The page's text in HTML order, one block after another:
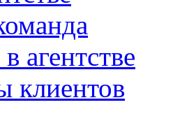
агентстве
клиентов